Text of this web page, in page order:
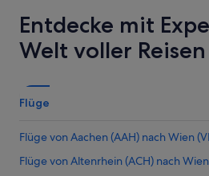
Entdecke mit
Welt voller Reisen
Flüge
Flüge von Aachen (AAH) nach Wien
Flüge von Altenrhein (ACH) nach